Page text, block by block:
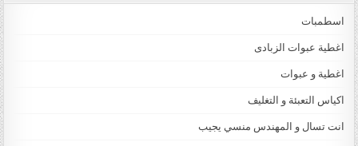
اسطمبات
اغطية عبوات الزبادى
اغطية و عبوات
اكياس التعبئة و التغليف
انت تسال و المهندس منسي يجيب